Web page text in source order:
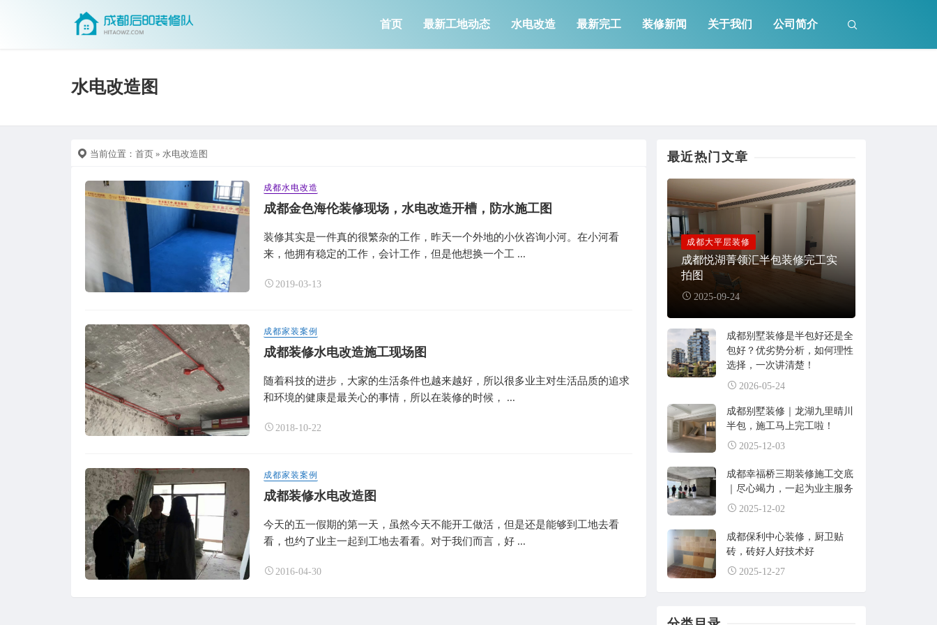
首页 最新工地动态 水电改造 最新完工 装修新闻 关于我们 公司简介
水电改造图
当前位置： 首页 » 水电改造图
成都水电改造
成都金色海伦装修现场，水电改造开槽，防水施工图
装修其实是一件真的很繁杂的工作，昨天一个外地的小伙咨询小河。在小河看
来，他拥有稳定的工作，会计工作，但是他想换一个工 ...
2019-03-13
成都家装案例
成都装修水电改造施工现场图
随着科技的进步，大家的生活条件也越来越好，所以很多业主对生活品质的追求
和环境的健康是最关心的事情，所以在装修的时候， ...
2018-10-22
成都家装案例
成都装修水电改造图
今天的五一假期的第一天，虽然今天不能开工做活，但是还是能够到工地去看
看，也约了业主一起到工地去看看。对于我们而言，好 ...
2016-04-30
最近热门文章
成都大平层装修
成都悦湖菁领汇半包装修完工实
拍图
2025-09-24
成都别墅装修是半包好还是全
包好？优劣势分析，如何理性
选择，一次讲清楚！
2026-05-24
成都别墅装修｜龙湖九里晴川
半包，施工马上完工啦！
2025-12-03
成都幸福桥三期装修施工交底
｜尽心竭力，一起为业主服务
2025-12-02
成都保利中心装修，厨卫贴
砖，砖好人好技术好
2025-12-27